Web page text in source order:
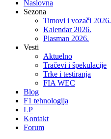
Naslovna
Sezona
Timovi i vozači 2026.
Kalendar 2026.
Plasman 2026.
Vesti
Aktuelno
Tračevi i špekulacije
Trke i testiranja
FIA WEC
Blog
F1 tehnologija
LP
Kontakt
Forum